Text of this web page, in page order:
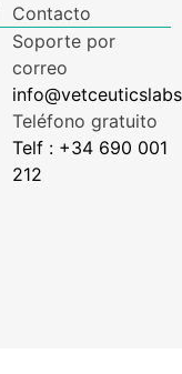
Contacto
Soporte por
correo
Teléfono gratuito
Telf : +34 690 001
212